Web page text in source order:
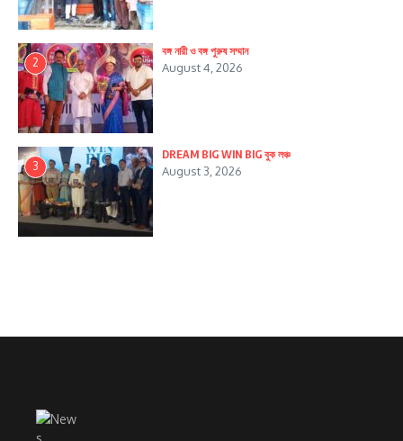
2
বঙ্গ নারী ও বঙ্গ পুরুষ সম্মান
August 4, 2026
3
DREAM BIG WIN BIG বুক লঞ্চ
August 3, 2026